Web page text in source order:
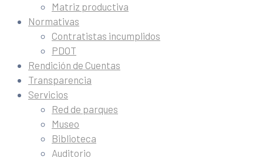
Matriz productiva
Normativas
Contratistas incumplidos
PDOT
Rendición de Cuentas
Transparencia
Servicios
Red de parques
Museo
Biblioteca
Auditorio